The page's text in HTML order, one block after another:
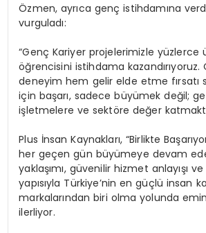
Özmen, ayrıca genç istihdamına
vurguladı:
“Genç Kariyer projelerimizle yüzlerce
öğrencisini istihdama
deneyim hem gelir elde etme fırsatı
için başarı, sadece büyümek değil;
işletmelere ve sektöre değer
Plus İnsan Kaynakları, “Birlikte
her geçen gün büyümeye devam
yaklaşımı, güvenilir hizmet anlayışı
yapısıyla Türkiye’nin en güçlü insan
markalarından biri olma yolunda
ilerliyor.